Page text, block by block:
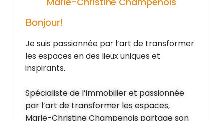
Bonjour!
Je suis passionnée par l’art de transformer
les espaces en des lieux uniques et
inspirants.
Spécialiste de l’immobilier et passionnée
par l’art de transformer les espaces,
Marie-Christine Champenois partage son